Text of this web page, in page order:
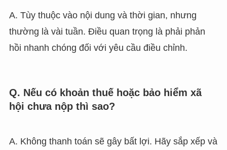
A. Tùy thuộc vào nội dung và thời gian, nhưng
thường là vài tuần. Điều quan trọng là phải phản
hồi nhanh chóng đối với yêu cầu điều chỉnh.
Q. Nếu có khoản thuế hoặc bảo hiểm xã
hội chưa nộp thì sao?
A. Không thanh toán sẽ gây bất lợi. Hãy sắp xếp và